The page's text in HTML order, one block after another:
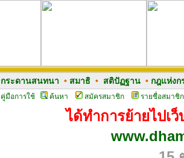
กระดานสนทนา • สมาธิ• สติปัฏฐาน• กฎแห่งก
คู่มือการใช้ ค้นหา สมัครสมาชิก รายชื่อสมาชิก
ได้ทำการย้ายไปเ